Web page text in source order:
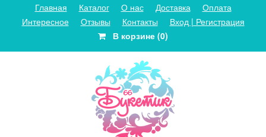
Главная Каталог О нас Доставка
Оплата
Интересное
Отзывы Контакты
Вход | Регистрация
В корзине (0)